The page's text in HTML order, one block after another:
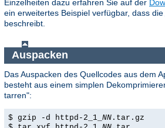
Einzelheiten dazu erfahren Sie auf der
ein erweitertes Beispiel verfügbar, dass die
beschreibt.
Auspacken
Das Auspacken des Quellcodes aus dem
besteht aus einem simplen
tarren":
$ gzip -d httpd-2_1_ NN .tar.gz